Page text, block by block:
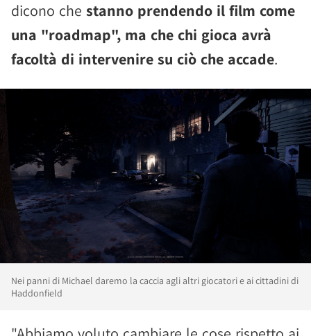
dicono che stanno prendendo il film come
una "roadmap", ma che chi gioca avrà
facoltà di intervenire su ciò che accade.
Nei panni di Michael daremo la caccia agli altri giocatori e ai cittadini di
Haddonfield